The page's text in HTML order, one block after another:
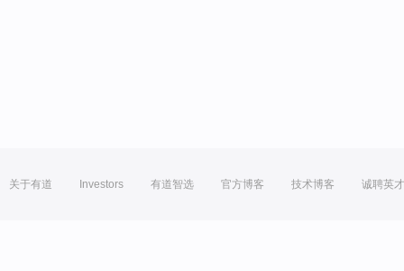
关于有道 Investors 有道智选 官方博客 技术博客 诚聘英才